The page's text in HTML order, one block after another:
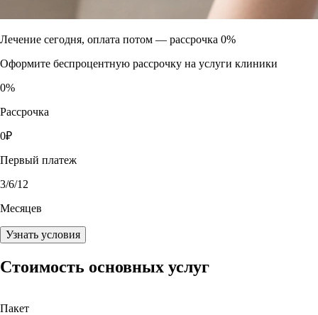
Лечение сегодня, оплата потом — рассрочка 0%
Оформите беспроцентную рассрочку на услуги клиники
0%
Рассрочка
0₽
Первый платеж
3/6/12
Месяцев
Узнать условия
Стоимость основных услуг
Пакет